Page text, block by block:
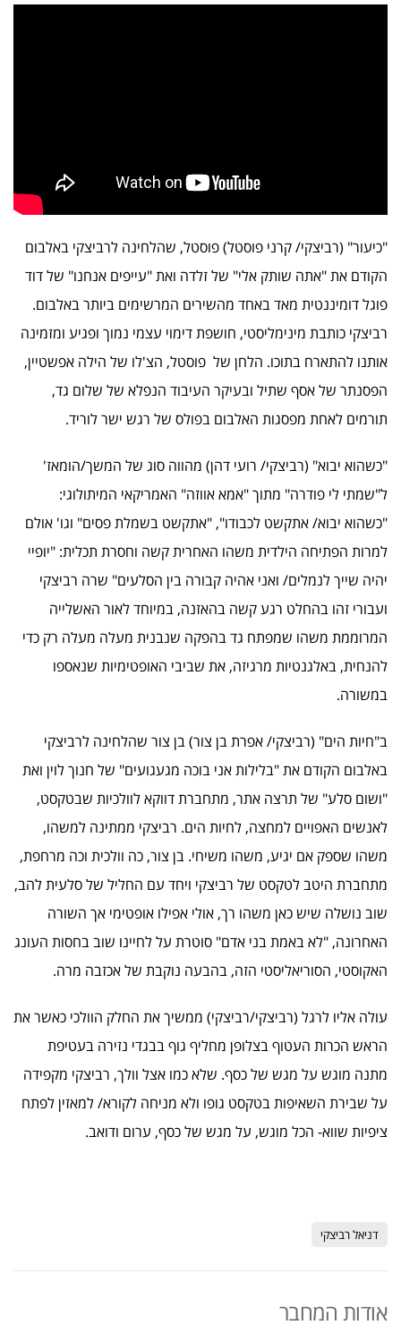
"כיעור" (רביצקי/ קרני פוסטל) פוסטל, שהלחינה לרביצקי באלבום
הקודם את "אתה שותק אלי" של זלדה ואת "עייפים אנחנו" של דוד
פוגל דומיננטית מאד באחד מהשירים המרשימים ביותר באלבום.
רביצקי כותבת מינימליסטי, חושפת דימוי עצמי נמוך ופגיע ומזמינה
אותנו להתארח בתוכו. הלחן של פוסטל, הצ'לו של הילה אפשטיין,
הפסנתר של אסף שתיל ובעיקר העיבוד הנפלא של שלום גד,
תורמים לאחת מפסגות האלבום בפולס של רגש ישר לוריד.
"כשהוא יבוא" (רביצקי/ רועי דהן) מהווה סוג של המשך/הומאז'
ל"שמתי לי פודרה" מתוך "אמא אווזה" האמריקאי המיתולוגי:
"כשהוא יבוא/ אתקשט לכבודו", "אתקשט בשמלת פסים" וגו' אולם
למרות הפתיחה הילדית משהו האחרית קשה וחסרת תכלית: "יופיי
יהיה שייך לנמלים/ ואני אהיה קבורה בין הסלעים" שרה רביצקי
ועבורי זהו בהחלט רגע קשה בהאזנה, במיוחד לאור האשלייה
המרוממת משהו שמפתח גד בהפקה שנבנית מעלה מעלה רק כדי
להנחית, באלגנטיות מרגיזה, את שביבי האופטימיות שנאספו
במשורה.
ב"חיות הים" (רביצקי/ אפרת בן צור) בן צור שהלחינה לרביצקי
באלבום הקודם את "בלילות אני בוכה מגעגועים" של חנוך לוין ואת
"ושום סלע" של תרצה אתר, מתחברת דווקא לוולכיות שבטקסט,
לאנשים האפויים למחצה, לחיות הים. רביצקי ממתינה למשהו,
משהו שספק אם יגיע, משהו משיחי. בן צור, כה וולכית וכה מרחפת,
מתחברת היטב לטקסט של רביצקי ויחד עם החליל של סלעית להב,
שוב נושלה שיש כאן משהו רך, אולי אפילו אופטימי אך השורה
האחרונה, "לא באמת בני אדם" סוטרת על לחיינו שוב בחסות העונג
האקוסטי, הסוריאליסטי הזה, בהבעה נוקבת של אכזבה מרה.
עולה אליו לרגל (רביצקי/רביצקי) ממשיך את החלק הוולכי כאשר את
הראש הכרות העטוף בצלופן מחליף גוף בבגדי נזירה בעטיפת
מתנה מוגש על מגש של כסף. שלא כמו אצל וולך, רביצקי מקפידה
על שבירת השאיפות בטקסט גופו ולא מניחה לקורא/ למאזין לפתח
ציפיות שווא- הכל מוגש, על מגש של כסף, ערום ודואב.
דניאל רביצקי
אודות המחבר